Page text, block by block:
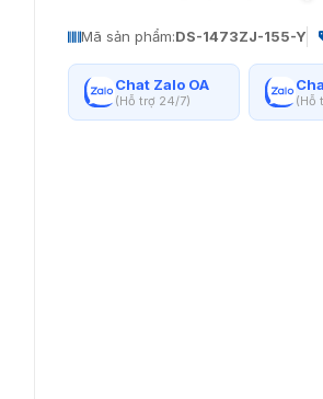
Mã sản phẩm:DS-1473ZJ-155-Y
Chat Zalo OA
(Hỗ trợ 24/7) (Hỗ